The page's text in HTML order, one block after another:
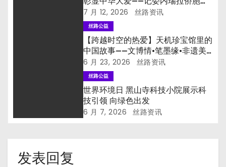
合救灾行动现场速写
7 月 12, 2026 丝路资讯
丝路公益
【跨越时空的热爱】天机珍宝馆里的
中国故事——文博情·笔墨缘·非遗美·
奥运光
6 月 23, 2026 丝路资讯
丝路公益
世界环境日 黑山寺科技小院展示科
技引领 向绿色出发
6 月 7, 2026 丝路资讯
发表回复